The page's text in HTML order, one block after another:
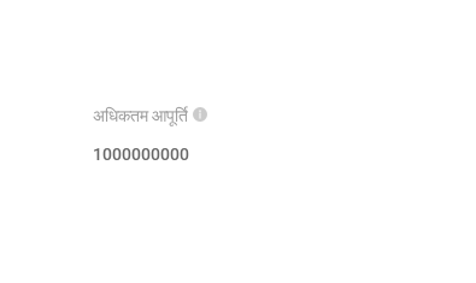
अधिकतम आपूर्ति
1000000000